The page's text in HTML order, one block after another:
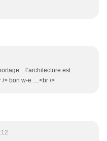
.. l’architecture est
> bon w-e ....<br />